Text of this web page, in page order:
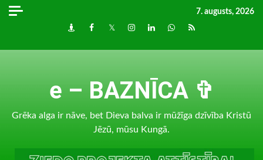
Skip
7. augusts, 2026
DraugiemFacebook
TwitterInstagram
LinkedInwhatsapp
RSS
e – BAZNĪCA ✞
Grēka alga ir nāve, bet Dieva balva ir mūžīga dzīvība Kristū
Jēzū, mūsu Kungā.